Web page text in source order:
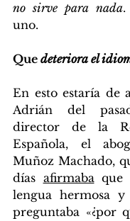
no sirve para nada
uno.
Que deteriora el
En esto estaría de
Adrián del
director de la
Española, el
Muñoz Machado,
días afirmaba que
lengua hermosa
preguntaba «¿por